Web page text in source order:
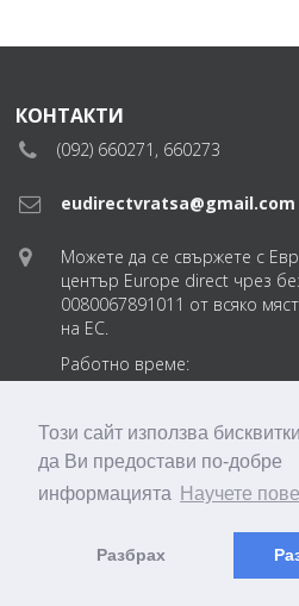
Този сайт използва
да Ви предостави по-добре
информацията
Научете
Разбрах
КОНТАКТИ
(092) 660271, 660273
eudirectvratsa@gmail.com
Можете да се свържете с
център Europe direct чрез
0080067891011 от всяко
на ЕС.
Работно време:
понеделник-петък
eudirectvratsabg
© 2018 ТПП Враца. EDIC Vratsa 2018-
Created by: